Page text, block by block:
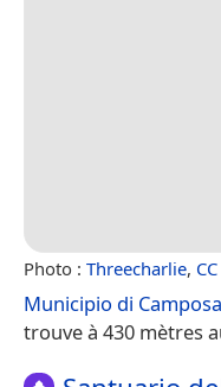
Photo : Threecharlie,
Municipio di
trouve à 430 mètres